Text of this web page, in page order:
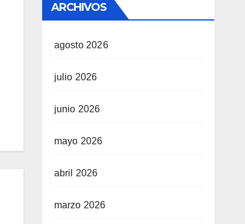
ARCHIVOS
agosto 2026
julio 2026
junio 2026
mayo 2026
abril 2026
marzo 2026